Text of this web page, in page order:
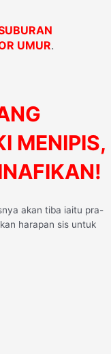
UMUR.
MENIPIS,
akan tiba iaitu pra-
harapan sis untuk